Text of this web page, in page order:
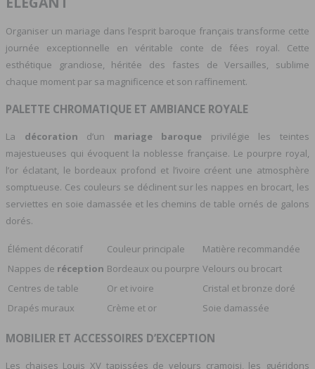
Organiser un mariage dans l’esprit baroque français transforme cette
journée exceptionnelle en véritable conte de fées royal. Cette
esthétique grandiose, héritée des fastes de Versailles, sublime
chaque moment par sa magnificence et son raffinement.
PALETTE CHROMATIQUE ET AMBIANCE ROYALE
La décoration d’un mariage baroque privilégie les teintes
majestueuses qui évoquent la noblesse française. Le pourpre royal,
l’or éclatant, le bordeaux profond et l’ivoire créent une atmosphère
somptueuse. Ces couleurs se déclinent sur les nappes en brocart, les
serviettes en soie damassée et les chemins de table ornés de galons
dorés.
Élément décoratif Couleur principale
Matière recommandée
Nappes de réception Bordeaux ou pourpre Velours ou brocart
Centres de table
Or et ivoire
Cristal et bronze doré
Drapés muraux
Crème et or Soie damassée
MOBILIER ET ACCESSOIRES D’EXCEPTION
Les chaises Louis XV tapissées de velours cramoisi, les guéridons